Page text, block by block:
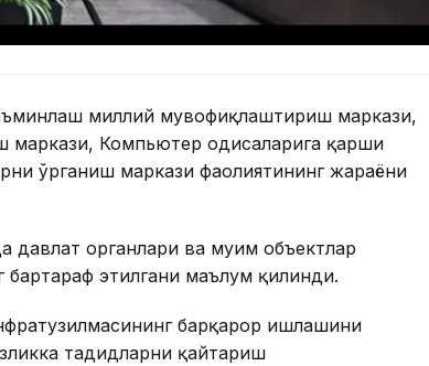
миллий мувофиқлаштириш маркази,
Компьютер ҳодисаларига қарши
ўрганиш маркази фаолиятининг жараёни
органлари ва муҳим объектлар
бартараф этилгани маълум қилинди.
барқарор ишлашини
таҳдидларни қайтариш